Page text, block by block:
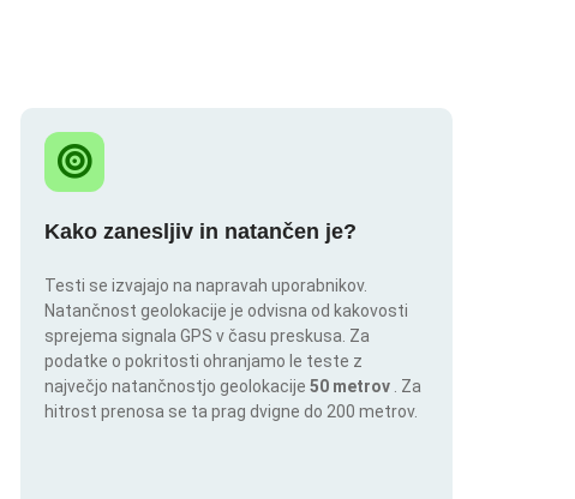
Kako zanesljiv in natančen je?
Testi se izvajajo na napravah uporabnikov.
Natančnost geolokacije je odvisna od kakovosti
sprejema signala GPS v času preskusa. Za
podatke o pokritosti ohranjamo le teste z
največjo natančnostjo geolokacije 50 metrov
. Za
hitrost prenosa se ta prag dvigne do 200 metrov.